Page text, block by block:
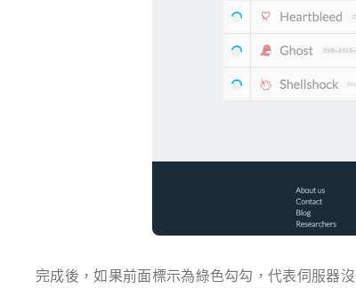
完成後，如果前面標示為綠色勾勾，代表伺服器